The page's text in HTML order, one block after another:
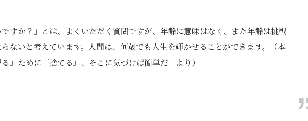
ですか？」とは、よくいただく質問ですが、年齢に意味はなく、また年齢は挑戦
ないと考えています。人間は、何歳でも人生を輝かせることができます。（本
』ために『捨てる』、そこに気づけば簡単だ」より）